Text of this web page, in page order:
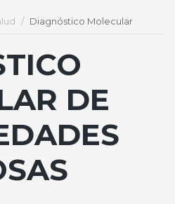
Diagnóstico Molecular
DE